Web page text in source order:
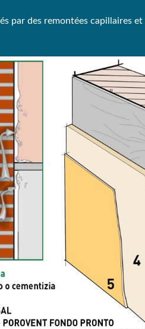
par des remontées capillaires